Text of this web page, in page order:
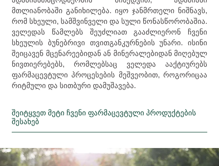
მთლიანობაში განიხილება. იყო ჯანმრთელი ნიშნავს,
რომ სხეული, სამშვინველი და სული წონასწორობაშია.
ველედას წამლებს შეუძლიათ გააძლიერონ ჩვენი
სხეულის ბუნებრივი თვითგანკურნების უნარი. ისინი
შეიცავენ მცენარეებიდან ან მინერალებიდან მიღებულ
ნივთიერებებს, რომლებსაც ველედა ააქტიურებს
ფარმაცევტული პროცესების მეშვეობით, როგორიცაა
რიტმული და სითბური დამუშავება.
შეიტყვეთ მეტი ჩვენი ფარმაცევტული პროდუქტების
შესახებ